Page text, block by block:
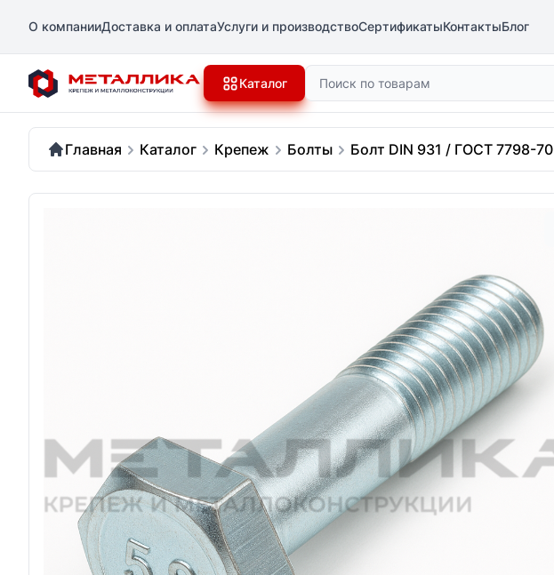
О компанииДоставка и оплатаУслуги и производствоСертификатыКонтактыБлог
Каталог Поиск
Главная Каталог Крепеж Болты Болт DIN 931 / ГОСТ 7798-70